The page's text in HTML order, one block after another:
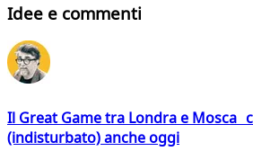
Idee e commenti
Il Great Game tra Londra e Mosca
(indisturbato) anche oggi